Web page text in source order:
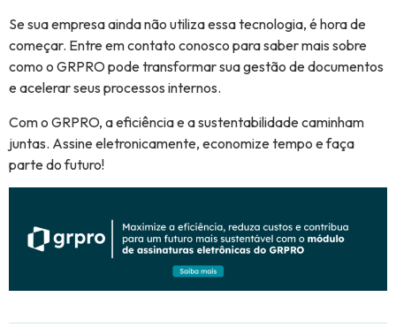
Se sua empresa ainda não utiliza essa tecnologia, é hora de
começar. Entre em contato conosco para saber mais sobre
como o GRPRO pode transformar sua gestão de documentos
e acelerar seus processos internos.
Com o GRPRO, a eficiência e a sustentabilidade caminham
juntas. Assine eletronicamente, economize tempo e faça
parte do futuro!